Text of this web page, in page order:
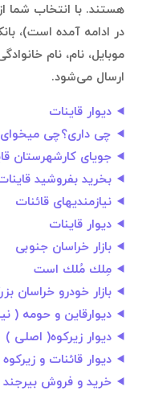
هستند. با انتخاب شما
در ادامه آمده است)،
موبایل، نام، نام
ارسال می‌شود.
دیوار قاینات
چی داری؟چی
جویای کارشهرستان
بخرید بفروشید
نیازمندیهای قائنات
دیوار قاینات
بازار خراسان جنوبی
مِلك مُلك است
بازار خودرو خراسان
دیوارقاین و حومه (
دیوار زیرکوه( اصلی )
دیوار قائنات و زیرکوه
خرید و فروش بیرجند